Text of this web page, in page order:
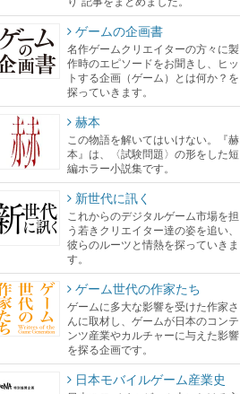
ゲームの企画書
名作ゲームクリエイターの方々に製
作時のエピソードをお聞きし、ヒッ
トする企画（ゲーム）とは何か？を
探っていきます。
赫本
この物語を解いてはいけない。『赫
本』は、〈試験問題〉の形をした短
編ホラー小説集です。
新世代に訊く
これからのデジタルゲーム市場を担
う若きクリエイター達の姿を追い、
彼らのルーツと情熱を探っていきま
す。
ゲーム世代の作家たち
ゲームに多大な影響を受けた作家さ
んに取材し、ゲームが日本のコンテ
ンツ産業やカルチャーに与えた影響
を探る企画です。
日本モバイルゲーム産業史